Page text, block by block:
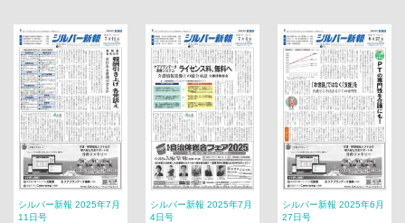
シルバー新報 2025年7月
11日号
シルバー新報 2025年7月
4日号
シルバー新報 2025年6月
27日号